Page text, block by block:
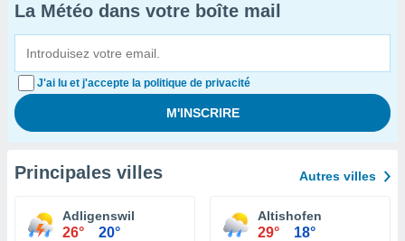
La Météo dans votre boîte mail
J'ai lu et j'accepte la politique de privacité
Principales villes Autres villes
Adligenswil
26° 20°
Altishofen
29° 18°